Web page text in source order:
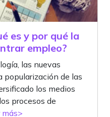
es y por qué la
empleo?
las nuevas
popularización de las
los medios
procesos de
más>